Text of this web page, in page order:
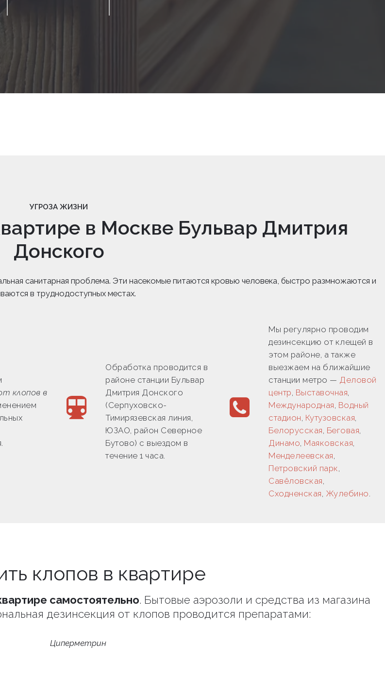
УГРОЗА ЖИЗНИ
в Москве Бульвар Дмитрия
Донского
санитарная проблема. Эти насекомые питаются кровью человека, быстро размножаются и
в труднодоступных местах.
клопов в
Обработка проводится в
районе станции Бульвар
Дмитрия Донского
(Серпуховско-
Тимирязевская линия,
ЮЗАО, район Северное
Бутово) с выездом в
течение 1 часа.
Мы регулярно проводим
дезинсекцию от клещей в
этом районе, а также
выезжаем на ближайшие
станции метро — Деловой
центр, Выставочная,
Международная, Водный
стадион, Кутузовская,
Белорусская, Беговая,
Динамо, Маяковская,
Менделеевская,
Петровский парк,
Савёловская,
Сходненская, Жулебино.
клопов в квартире
самостоятельно. Бытовые аэрозоли и средства из магазина
дезинсекция от клопов проводится препаратами:
Циперметрин